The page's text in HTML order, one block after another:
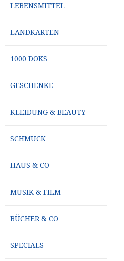
LEBENSMITTEL
LANDKARTEN
1000 DOKS
GESCHENKE
KLEIDUNG & BEAUTY
SCHMUCK
HAUS & CO
MUSIK & FILM
BÜCHER & CO
SPECIALS